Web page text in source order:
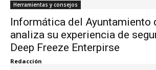
Herramientas y consejos
Informática del Ayuntamiento
analiza su experiencia de
Deep Freeze Enterpirse
Redacción